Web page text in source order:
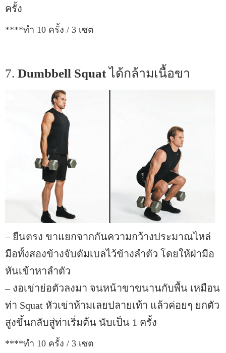
ครั้ง
****ทำ 10 ครั้ง / 3 เซต
7. Dumbbell Squatได้กล้ามเนื้อขา
– ยืนตรง ขาแยกจากกันความกว้างประมาณไหล่
มือทั้งสองข้างจับดัมเบลไว้ข้างลำตัว โดยให้ฝ่ามือ
หันเข้าหาลำตัว
– งอเข่าย่อตัวลงมา จนหน้าขาขนานกับพื้น เหมือน
ท่า Squat หัวเข่าห้ามเลยปลายเท้า แล้วค่อยๆ ยกตัว
สูงขึ้นกลับสู่ท่าเริ่มต้น นับเป็น 1 ครั้ง
****ทำ 10 ครั้ง / 3 เซต